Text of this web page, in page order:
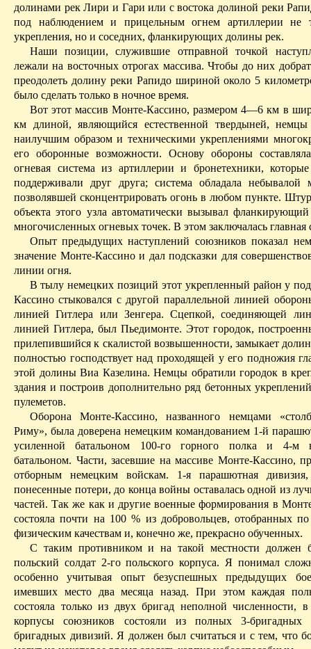
долинами рекЛири и Гари или с востока долиной реки
под наблюдением и прицельным огнем артиллерии не
укрепления, но и соседних, фланкирующих долины рек.
Наши позиции, служившие отправной точкой
лежали на восточных отрогах массива. Чтобы до них
преодолеть долину реки Рапидошириной около 5
было сделать только в ночное время.
Вот этот массивМонте-Кассино, размером 4—6 км в
км длиной, являющийся естественной твердыней, немцы
наилучшим образом и техническими укреплениями
его оборонные возможности. Основу обороны
огневая система из артиллерии и бронетехники,
поддерживали друг друга; система обладала небывалой
позволявшей сконцентрировать огонь в любом пункте.
объекта этого узла автоматически вызывал
многочисленных огневых точек. В этом заключалась
Опыт предыдущих наступлений союзников показал
значение Монте-Кассинои дал подсказки для
линии огня.
В тылу немецких позиций этот укрепленный район у
Кассино стыковался с другой параллельной линией
линией Гитлера или Зенгера. Сцепкой, соединяющей
линией Гитлера, был Пьедимонте. Этот городок,
прилепившийся к скалистой возвышенности, замыкает
полностью господствует над проходящей у его подножия
этой долиныВиа Казелина. Немцы обратили городок в
здания и построив дополнительно ряд бетонных
пулеметов.
ОборонаМонте-Кассино, названного немцами
Риму», была доверена немецким командованием 1-й
усиленной батальоном 100-го горного полка и 4-м
батальоном. Части, засевшие на массиве Монте-Кассино,
отборным немецким войскам. 1-я парашютная
понесенные потери, до конца войны оставалась одной из
частей. Так же как и другие военные формирования в
состояла почти на 100 % из добровольцев, отобранных
физическим качествам и, конечно же, прекрасно обученных.
С таким противником и на такой местности должен
польский солдат 2-го польского корпуса. Я понимал
особенно учитывая опыт безуспешных предыдущих
имевших место два месяца назад. При этом каждая
состояла только из двух бригад неполной численности,
корпусы союзников состояли из полных 3-
бригадных дивизий. Я должен был считаться и с тем, что